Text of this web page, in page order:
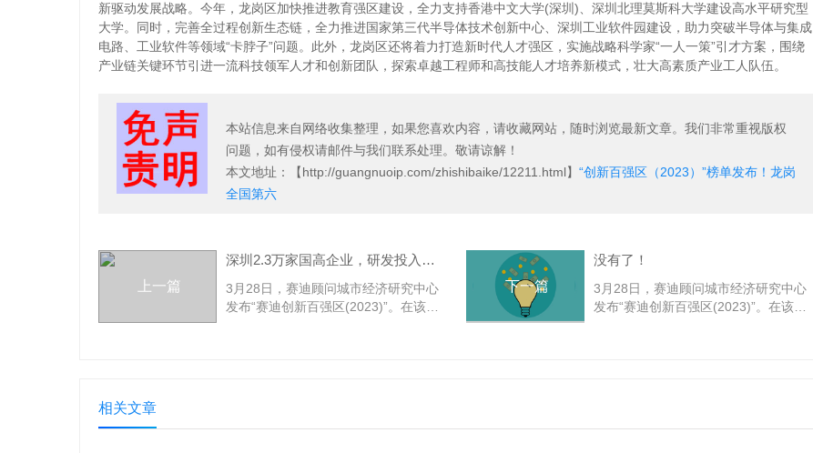
新驱动发展战略。今年，龙岗区加快推进教育强区建设，全力支持香港中文大学(深圳)、深圳北理莫斯科大学建设高水平研究型
大学。同时，完善全过程创新生态链，全力推进国家第三代半导体技术创新中心、深圳工业软件园建设，助力突破半导体与集成
电路、工业软件等领域“卡脖子”问题。此外，龙岗区还将着力打造新时代人才强区，实施战略科学家“一人一策”引才方案，围绕
产业链关键环节引进一流科技领军人才和创新团队，探索卓越工程师和高技能人才培养新模式，壮大高素质产业工人队伍。
本站信息来自网络收集整理，如果您喜欢内容，请收藏网站，随时浏览最新文章。我们非常重视版权
问题，如有侵权请邮件与我们联系处理。敬请谅解！
本文地址 ：【http://guangnuoip.com/zhishibaike/12211.html】 “创新百强区（2023）”榜单发布！龙岗
全国第六
上一篇
深圳2.3万家国高企业，研发投入比达5.49%
3月28日，赛迪顾问城市经济研究中心
发布“赛迪创新百强区(2023)”。在该榜
新技术企业数
下一篇
没有了！
3月28日，赛迪顾问城市经济研究中心
发布“赛迪创新百强区(2023)”。在该榜
新技术企业数
相关文章